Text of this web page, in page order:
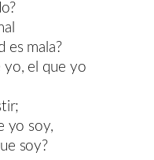
es mala?
yo, el que yo
yo soy,
soy?